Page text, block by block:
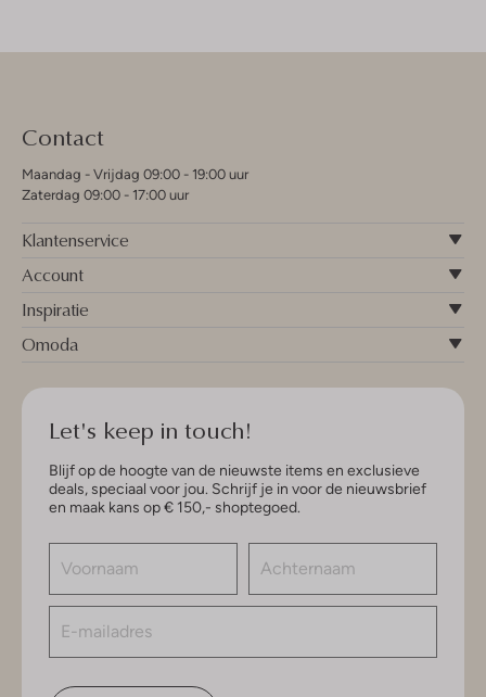
Contact
Maandag - Vrijdag 09:00 - 19:00 uur
Zaterdag 09:00 - 17:00 uur
Klantenservice
Account
Inspiratie
Omoda
Let's keep in touch!
Blijf op de hoogte van de nieuwste items en exclusieve
deals, speciaal voor jou. Schrijf je in voor de nieuwsbrief
en maak kans op € 150,- shoptegoed.